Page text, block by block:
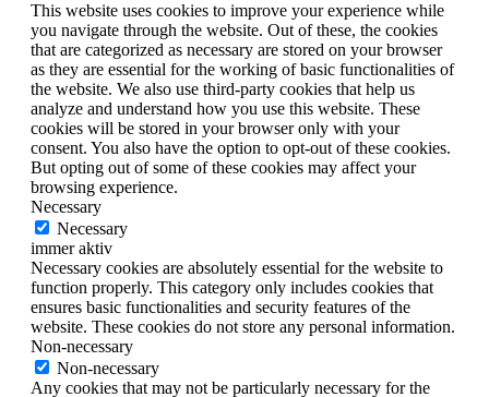
This website uses cookies to improve your experience while
you navigate through the website. Out of these, the cookies
that are categorized as necessary are stored on your browser
as they are essential for the working of basic functionalities of
the website. We also use third-party cookies that help us
analyze and understand how you use this website. These
cookies will be stored in your browser only with your
consent. You also have the option to opt-out of these cookies.
But opting out of some of these cookies may affect your
browsing experience.
Necessary
Necessary
immer aktiv
Necessary cookies are absolutely essential for the website to
function properly. This category only includes cookies that
ensures basic functionalities and security features of the
website. These cookies do not store any personal information.
Non-necessary
Non-necessary
Any cookies that may not be particularly necessary for the